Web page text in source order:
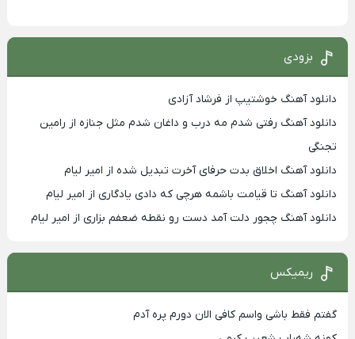
بزودی
دانلود آهنگ خوشتیپ از فرشاد آزادی
دانلود آهنگ رفتی شدم مه درب و داغان شدم مثل جنازه از رامین
تجنگی
دانلود آهنگ اخلاق بدت حرفای آخرت تبدیل شده از امیر لیام
دانلود آهنگ تا قیامت باشمه هرچی که دادی یادگاری از امیر لیام
دانلود آهنگ چجور دلت آمد دست رو نقطه ضعفم بزاری از امیر لیام
ریمیکس
گفتم فقط باشی واسم کافی الان دورم پره آدم